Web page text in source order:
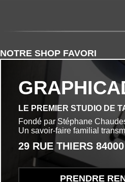
NOTRE SHOP FAVORI
LE PREMIER STUDIO DE
Fondé par Stéphane
Un savoir-faire familial
29 RUE THIERS
PRENDRE